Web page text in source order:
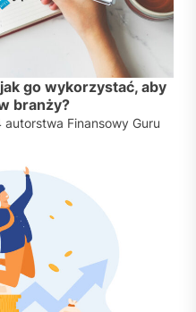
go wykorzystać, aby
branży?
autorstwa Finansowy Guru